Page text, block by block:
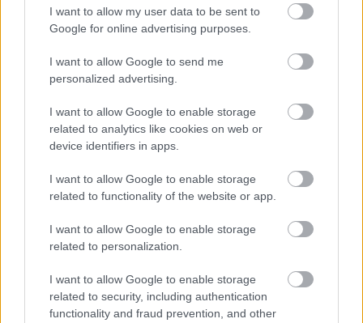
I want to allow my user data to be sent to
Google for online advertising purposes.
I want to allow Google to send me
personalized advertising.
I want to allow Google to enable storage
related to analytics like cookies on web or
device identifiers in apps.
I want to allow Google to enable storage
related to functionality of the website or app.
I want to allow Google to enable storage
related to personalization.
I want to allow Google to enable storage
related to security, including authentication
functionality and fraud prevention, and other
fordulhat elő - gondolhatja a kedves olvasó és
megérzései helyesnek bizonyulnak. A legendás
house-duó augusztus végi visszatérő lemezéről a
Never Say Never már a harmadik single, de ezeket a
nyárimádó slágereket sosem tudjuk…
Programajánló 2014. március 25-31.
Heti programajánlónkban gospelénekesnő, ezerkezű
ismeretlen spanyol funklemezeket játszó dadaista
művész, drone-folk és a tavaszi zenei szezon egyik
legjobban várt eseménye, a Moderat. Ne mondd,
hogy nem szóltunk! Március 25. kedd Még…